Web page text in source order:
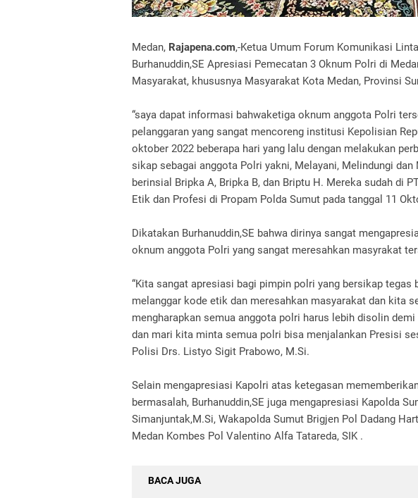
Medan, Rajapena.com,-Ketua Umum Forum Komunikasi
Burhanuddin,SE Apresiasi Pemecatan 3 Oknum Polri di
Masyarakat, khususnya Masyarakat Kota Medan, Provinsi
“saya dapat informasi bahwaketiga oknum anggota Polri
pelanggaran yang sangat mencoreng institusi Kepolisian
oktober 2022 beberapa hari yang lalu dengan melakukan
sikap sebagai anggota Polri yakni, Melayani, Melindungi
berinsial Bripka A, Bripka B, dan Briptu H. Mereka sudah di
Etik dan Profesi di Propam Polda Sumut pada tanggal 11
Dikatakan Burhanuddin,SE bahwa dirinya sangat
oknum anggota Polri yang sangat meresahkan masyrakat
“Kita sangat apresiasi bagi pimpin polri yang bersikap tegas
melanggar kode etik dan meresahkan masyarakat dan kita
mengharapkan semua anggota polri harus lebih disolin
dan mari kita minta semua polri bisa menjalankan Presisi
Polisi Drs. Listyo Sigit Prabowo, M.Si.
Selain mengapresiasi Kapolri atas ketegasan
bermasalah, Burhanuddin,SE juga mengapresiasi Kapolda
Simanjuntak,M.Si, Wakapolda Sumut Brigjen Pol Dadang
Medan Kombes Pol Valentino Alfa Tatareda, SIK .
BACA JUGA